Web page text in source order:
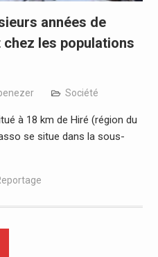
années de
les populations
Société
à 18 km de Hiré (région du
se situe dans la sous-